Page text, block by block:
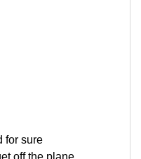
for sure